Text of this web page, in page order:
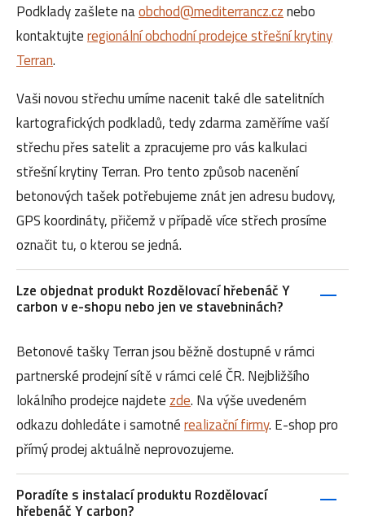
Podklady zašlete naobchod@mediterrancz.cznebo
kontaktujteregionální obchodní prodejce střešní krytiny
Terran.
Vaši novou střechu umíme nacenit také dle satelitních
kartografických podkladů, tedy zdarma zaměříme vaší
střechu přes satelit a zpracujeme pro vás kalkulaci
střešní krytiny Terran. Pro tento způsob nacenění
betonových tašek potřebujeme znát jen adresu budovy,
GPS koordináty, přičemž v případě více střech prosíme
označit tu, o kterou se jedná.
Lze objednat produkt Rozdělovací hřebenáč Y
carbon v e-shopu nebo jen ve stavebninách?
Betonové tašky Terran jsou běžně dostupné v rámci
partnerské prodejní sítě v rámci celé ČR. Nejbližšího
lokálního prodejce najdete zde. Na výše uvedeném
odkazu dohledáte i samotnérealizační firmy. E-shop pro
přímý prodej aktuálně neprovozujeme.
Poradíte s instalací produktu Rozdělovací
hřebenáč Y carbon?